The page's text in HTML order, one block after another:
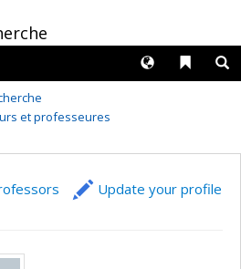
Liens
Langues
et professeures
Update your profile